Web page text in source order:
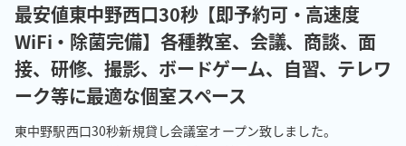
最安値東中野西口30秒【即予約可・高速度
WiFi・除菌完備】各種教室、会議、商談、面
接、研修、撮影、ボードゲーム、自習、テレワ
ーク等に最適な個室スペース
東中野駅西口30秒新規貸し会議室オープン致しました。